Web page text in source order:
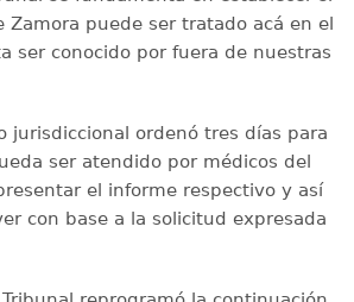
Zamora puede ser tratado acá en el
ser conocido por fuera de nuestras
jurisdiccional ordenó tres días para
ser atendido por médicos del
el informe respectivo y así
con base a la solicitud expresada